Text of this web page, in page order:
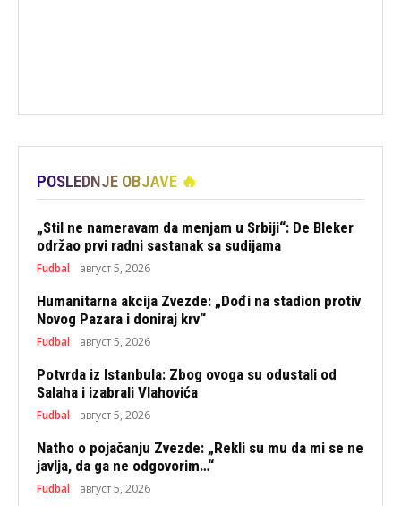
POSLEDNJE OBJAVE 🔥
„Stil ne nameravam da menjam u Srbiji“: De Bleker
održao prvi radni sastanak sa sudijama
Fudbal август 5, 2026
Humanitarna akcija Zvezde: „Dođi na stadion protiv
Novog Pazara i doniraj krv“
Fudbal август 5, 2026
Potvrda iz Istanbula: Zbog ovoga su odustali od
Salaha i izabrali Vlahovića
Fudbal август 5, 2026
Natho o pojačanju Zvezde: „Rekli su mu da mi se ne
javlja, da ga ne odgovorim…“
Fudbal август 5, 2026